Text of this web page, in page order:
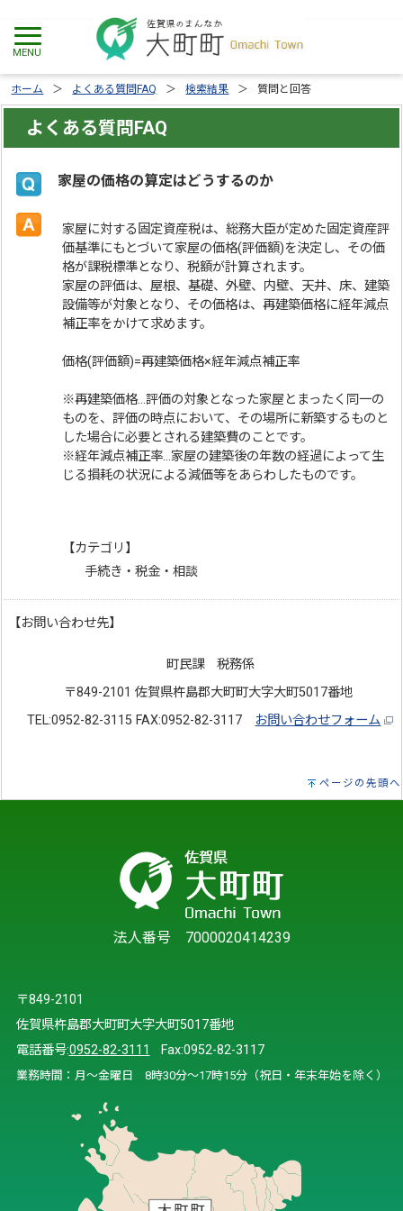
ホーム よくある質問FAQ 検索結果 質問と回答
よくある質問FAQ
家屋の価格の算定はどうするのか
家屋に対する固定資産税は、総務大臣が定めた固定資産評
価基準にもとづいて家屋の価格(評価額)を決定し、その価
格が課税標準となり、税額が計算されます。
家屋の評価は、屋根、基礎、外壁、内壁、天井、床、建築
設備等が対象となり、その価格は、再建築価格に経年減点
補正率をかけて求めます。
価格(評価額)=再建築価格×経年減点補正率
※再建築価格…評価の対象となった家屋とまったく同一の
ものを、評価の時点において、その場所に新築するものと
した場合に必要とされる建築費のことです。
※経年減点補正率…家屋の建築後の年数の経過によって生
じる損耗の状況による減価等をあらわしたものです。
【カテゴリ】
手続き・税金・相談
【お問い合わせ先】
町民課 税務係
〒849-2101 佐賀県杵島郡大町町大字大町5017番地
TEL:0952-82-3115 FAX:0952-82-3117
お問い合わせフォーム
ページの先頭へ
法人番号 7000020414239
〒849-2101
佐賀県杵島郡大町町大字大町5017番地
電話番号:0952-82-3111 Fax:0952-82-3117
業務時間：月～金曜日 8時30分～17時15分（祝日・年末年始を除く）